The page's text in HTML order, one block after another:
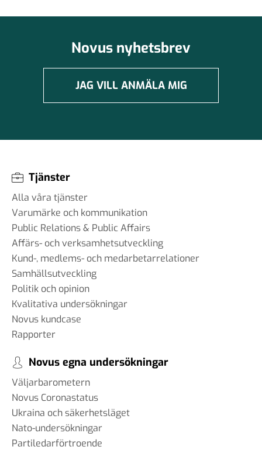
Novus nyhetsbrev
JAG VILL ANMÄLA MIG
Tjänster
Alla våra tjänster
Varumärke och kommunikation
Public Relations & Public Affairs
Affärs- och verksamhetsutveckling
Kund-, medlems- och medarbetarrelationer
Samhällsutveckling
Politik och opinion
Kvalitativa undersökningar
Novus kundcase
Rapporter
Novus egna undersökningar
Väljarbarometern
Novus Coronastatus
Ukraina och säkerhetsläget
Nato-undersökningar
Partiledarförtroende